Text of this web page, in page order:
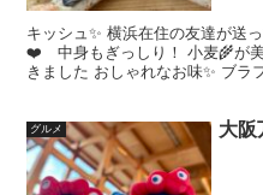
キッシュ✨ 横浜在住の友達が送
❤️ 中身もぎっしり！ 小麦🌾が
きました おしゃれなお味✨ ブ
グルメ 大